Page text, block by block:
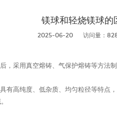
镁球和轻烧镁球的
2025-06-20 访问量：
采用真空熔铸、气保护熔铸等方法
有高纯度、低杂质、均匀粒径等特